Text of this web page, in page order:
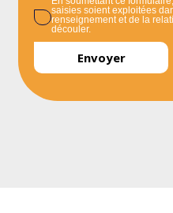
saisies soient exploitées
renseignement et de la
découler.